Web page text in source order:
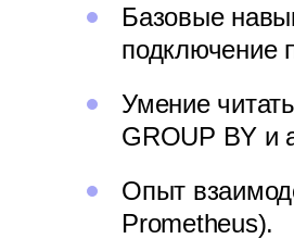
Базовые
подключение
Умение
GROUP BY и
Опыт
Prometheus).